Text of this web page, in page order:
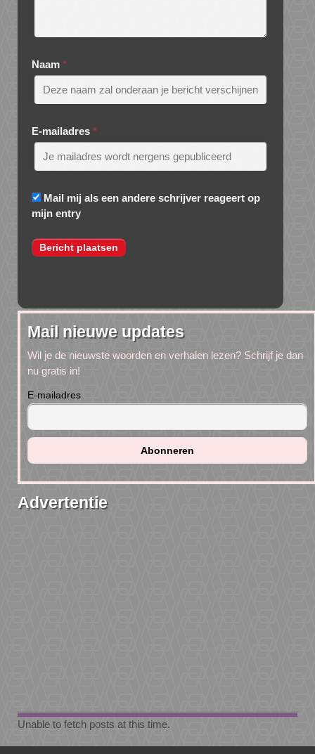
Naam *
E-mailadres *
Mail mij als een andere schrijver reageert op
mijn entry
Mail nieuwe updates
Wil je de nieuwste woorden en verhalen lezen? Schrijf je dan
nu gratis in!
E-mailadres
Advertentie
Unable to fetch posts at this time.